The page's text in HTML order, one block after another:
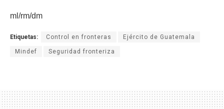
ml/rm/dm
Etiquetas: Control en fronteras Ejército de Guatemala
Mindef Seguridad fronteriza